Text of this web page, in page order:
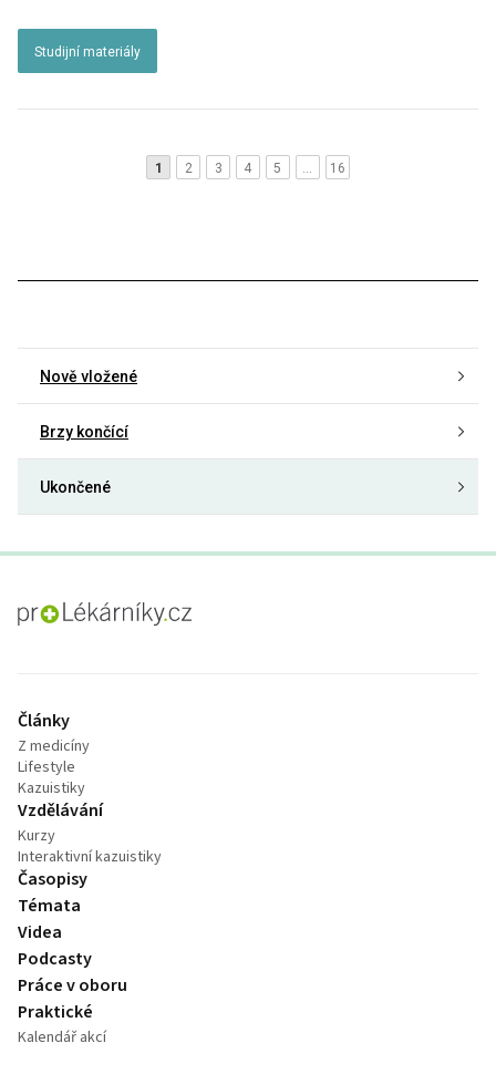
Studijní materiály
1 2 3 4 5 … 16
Nově vložené
Brzy končící
Ukončené
proLékaře.cz
Články
Z medicíny
Lifestyle
Kazuistiky
Vzdělávání
Kurzy
Interaktivní kazuistiky
Časopisy
Témata
Videa
Podcasty
Práce v oboru
Praktické
Kalendář akcí